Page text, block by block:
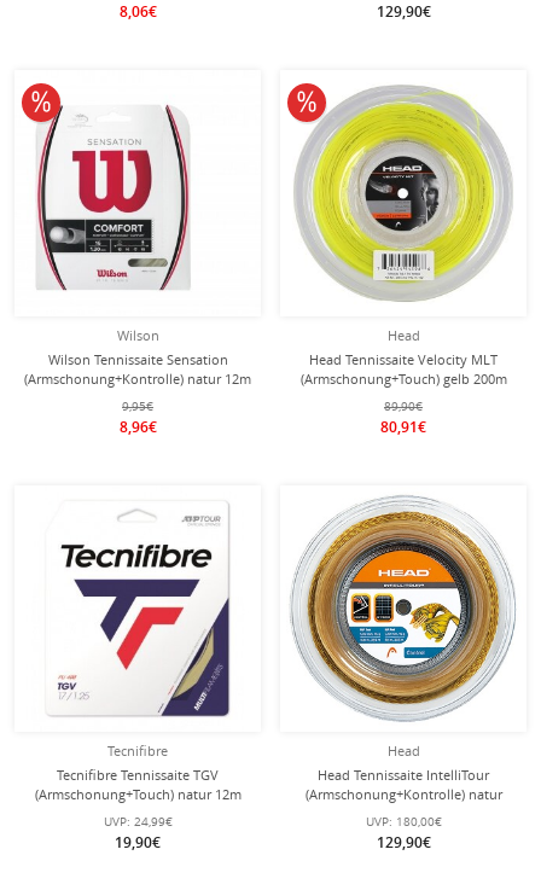
8,06€ 129,90€
Wilson
Wilson Tennissaite Sensation
(Armschonung+Kontrolle) natur 12m
Set
9,95€
8,96€
10% reduziert
Head
Head Tennissaite Velocity MLT
(Armschonung+Touch) gelb 200m
Rolle
89,90€
80,91€
10% reduziert
Tecnifibre
Tecnifibre Tennissaite TGV
(Armschonung+Touch) natur 12m
Set
UVP: 24,99€
19,90€
Head
Head Tennissaite IntelliTour
(Armschonung+Kontrolle) natur
200m Rolle
UVP: 180,00€
129,90€